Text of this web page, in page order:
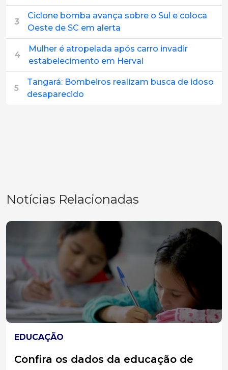
3
Ciclone bomba avança sobre o Sul e coloca
Oeste de SC em alerta
4
Mulher é atropelada após carro invadir
estabelecimento em Herval
5
Tangará: Bombeiros realizam busca de idoso
desaparecido
Notícias Relacionadas
ACIDENTES
Mulher fica ferida após veículo